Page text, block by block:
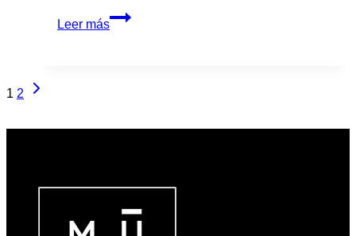
Leer más
Las
que
Navegación
de
1 2
Siguiente